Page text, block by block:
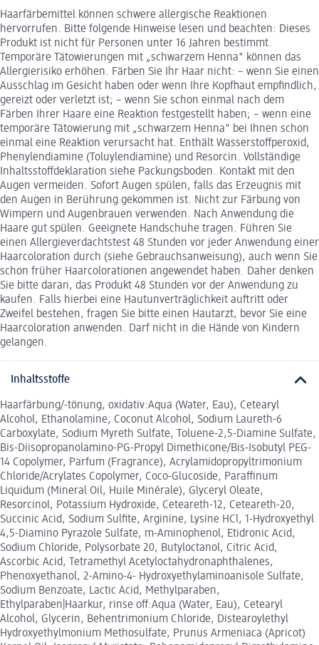
Haarfärbemittel können schwere allergische Reaktionen
hervorrufen. Bitte folgende Hinweise lesen und beachten: Dieses
Produkt ist nicht für Personen unter 16 Jahren bestimmt.
Temporäre Tätowierungen mit „schwarzem Henna" können das
Allergierisiko erhöhen. Färben Sie Ihr Haar nicht: – wenn Sie einen
Ausschlag im Gesicht haben oder wenn Ihre Kopfhaut empfindlich,
gereizt oder verletzt ist; – wenn Sie schon einmal nach dem
Färben Ihrer Haare eine Reaktion festgestellt haben; – wenn eine
temporäre Tätowierung mit „schwarzem Henna" bei Ihnen schon
einmal eine Reaktion verursacht hat. Enthält Wasserstoffperoxid,
Phenylendiamine (Toluylendiamine) und Resorcin. Vollständige
Inhaltsstoffdeklaration siehe Packungsboden. Kontakt mit den
Augen vermeiden. Sofort Augen spülen, falls das Erzeugnis mit
den Augen in Berührung gekommen ist. Nicht zur Färbung von
Wimpern und Augenbrauen verwenden. Nach Anwendung die
Haare gut spülen. Geeignete Handschuhe tragen. Führen Sie
einen Allergieverdachtstest 48 Stunden vor jeder Anwendung einer
Haarcoloration durch (siehe Gebrauchsanweisung), auch wenn Sie
schon früher Haarcolorationen angewendet haben. Daher denken
Sie bitte daran, das Produkt 48 Stunden vor der Anwendung zu
kaufen. Falls hierbei eine Hautunverträglichkeit auftritt oder
Zweifel bestehen, fragen Sie bitte einen Hautarzt, bevor Sie eine
Haarcoloration anwenden. Darf nicht in die Hände von Kindern
gelangen.
Inhaltsstoffe
Haarfärbung/-tönung, oxidativ:Aqua (Water, Eau), Cetearyl
Alcohol, Ethanolamine, Coconut Alcohol, Sodium Laureth-6
Carboxylate, Sodium Myreth Sulfate, Toluene-2,5-Diamine Sulfate,
Bis-Diisopropanolamino-PG-Propyl Dimethicone/Bis-Isobutyl PEG-
14 Copolymer, Parfum (Fragrance), Acrylamidopropyltrimonium
Chloride/Acrylates Copolymer, Coco-Glucoside, Paraffinum
Liquidum (Mineral Oil, Huile Minérale), Glyceryl Oleate,
Resorcinol, Potassium Hydroxide, Ceteareth-12, Ceteareth-20,
Succinic Acid, Sodium Sulfite, Arginine, Lysine HCl, 1-Hydroxyethyl
4,5-Diamino Pyrazole Sulfate, m-Aminophenol, Etidronic Acid,
Sodium Chloride, Polysorbate 20, Butyloctanol, Citric Acid,
Ascorbic Acid, Tetramethyl Acetyloctahydronaphthalenes,
Phenoxyethanol, 2-Amino-4- Hydroxyethylaminoanisole Sulfate,
Sodium Benzoate, Lactic Acid, Methylparaben,
Ethylparaben|Haarkur, rinse off:Aqua (Water, Eau), Cetearyl
Alcohol, Glycerin, Behentrimonium Chloride, Distearoylethyl
Hydroxyethylmonium Methosulfate, Prunus Armeniaca (Apricot)